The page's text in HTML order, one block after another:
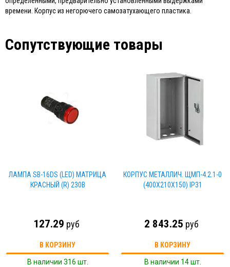
времени. Корпус из негорючего самозатухающего пластика.
Сопутствующие товары
ЛАМПА SB-16DS (LED) МАТРИЦА
КРАСНЫЙ (R) 230В
127.29 руб
В КОРЗИНУ
В наличии 316 шт.
КОРПУС МЕТАЛЛИЧ. ЩМП-4.2.1-0
(400Х210Х150) IP31
2 843.25 руб
В КОРЗИНУ
В наличии 14 шт.